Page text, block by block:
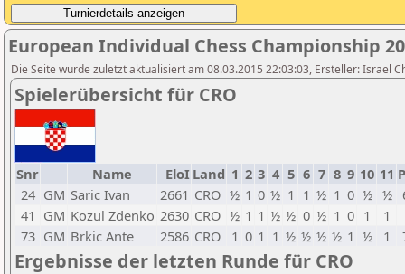
European Individual Chess Championship
Die Seite wurde zuletzt aktualisiert am 08.03.2015 22:03:03, Ersteller: Israel
Spielerübersicht für CRO
Snr Name EloI Land 1 2 3 4 5 6 7 8 9 10 11
24 GM Saric Ivan 2661 CRO ½ 1 0 ½ 1 1 ½ 1 0 ½ ½
41 GM Kozul Zdenko 2630 CRO ½ 1 1 ½ ½ 0 ½ 1 0 1
1
73 GM Brkic Ante 2586 CRO 1 0 1 1 ½ ½ ½ ½ 1 ½ 1
Ergebnisse der letzten Runde für CRO